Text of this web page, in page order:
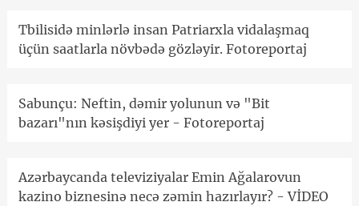
Tbilisidə minlərlə insan Patriarxla vidalaşmaq
üçün saatlarla növbədə gözləyir. Fotoreportaj
Sabunçu: Neftin, dəmir yolunun və "Bit
bazarı"nın kəsişdiyi yer - Fotoreportaj
Azərbaycanda televiziyalar Emin Ağalarovun
kazino biznesinə necə zəmin hazırlayır? - VİDEO